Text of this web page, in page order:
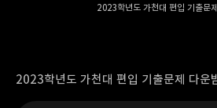
2023학년도 가천대 편입 기출문
2023학년도 가천대 편입 기출문제 다운